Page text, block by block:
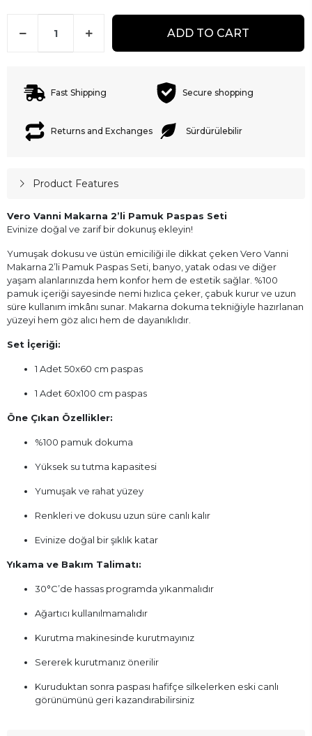
ADD TO CART
Fast Shipping Secure shopping
Returns and Exchanges Sürdürülebilir
Product Features
Vero Vanni Makarna 2’li Pamuk Paspas Seti
Evinize doğal ve zarif bir dokunuş ekleyin!
Yumuşak dokusu ve üstün emiciliği ile dikkat çeken Vero Vanni
Makarna 2’li Pamuk Paspas Seti, banyo, yatak odası ve diğer
yaşam alanlarınızda hem konfor hem de estetik sağlar. %100
pamuk içeriği sayesinde nemi hızlıca çeker, çabuk kurur ve uzun
süre kullanım imkânı sunar. Makarna dokuma tekniğiyle hazırlanan
yüzeyi hem göz alıcı hem de dayanıklıdır.
Set İçeriği:
1 Adet 50x60 cm paspas
1 Adet 60x100 cm paspas
Öne Çıkan Özellikler:
%100 pamuk dokuma
Yüksek su tutma kapasitesi
Yumuşak ve rahat yüzey
Renkleri ve dokusu uzun süre canlı kalır
Evinize doğal bir şıklık katar
Yıkama ve Bakım Talimatı:
30°C’de hassas programda yıkanmalıdır
Ağartıcı kullanılmamalıdır
Kurutma makinesinde kurutmayınız
Sererek kurutmanız önerilir
Kuruduktan sonra paspası hafifçe silkelerken eski canlı
görünümünü geri kazandırabilirsiniz